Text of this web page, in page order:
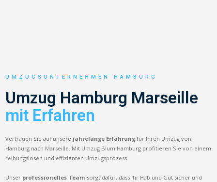
UMZUGSUNTERNEHMEN HAMBURG
Umzug Hamburg Marseille
mit Erfahren
Vertrauen Sie auf unsere jahrelange Erfahrung für Ihren Umzug von
Hamburg nach Marseille. Mit Umzug Blum Hamburg profitieren Sie von einem
reibungslosen und effizienten Umzugsprozess.
Unser professionelles Team sorgt dafür, dass Ihr Hab und Gut sicher und